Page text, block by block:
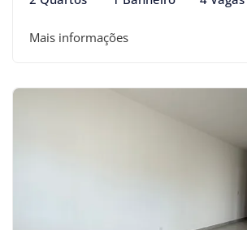
Mais informações